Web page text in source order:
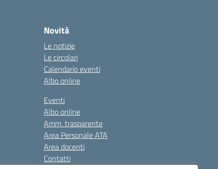
Novità
Le notizie
Le circolari
Calendario eventi
Albo online
Eventi
Albo online
Amm. trasparente
Area Personale ATA
Area docenti
Contatti